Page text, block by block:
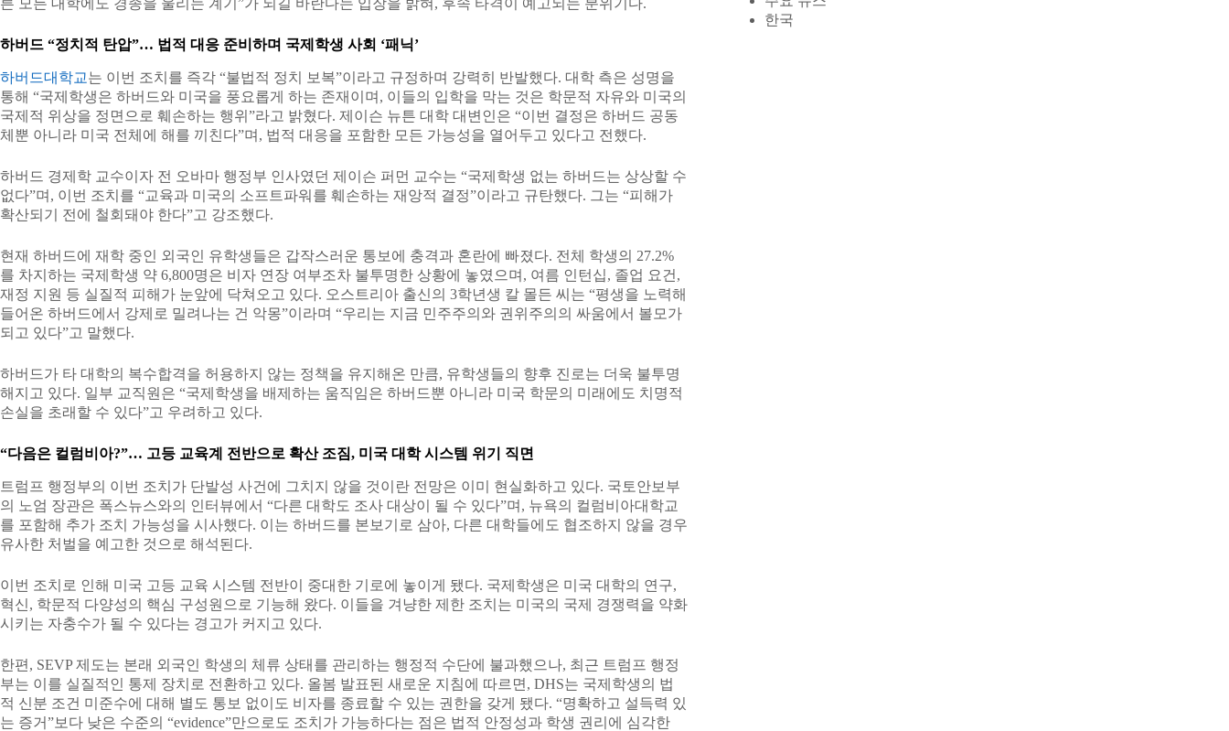
른 모든 대학에도 경종을 울리는 계기”가 되길 바란다는 입장을 밝혀, 후속 타격이 예고되는 분위기다.
하버드 “정치적 탄압”… 법적 대응 준비하며 국제학생 사회 ‘패닉’
하버드대학교는 이번 조치를 즉각 “불법적 정치 보복”이라고 규정하며 강력히 반발했다. 대학 측은 성명을
통해 “국제학생은 하버드와 미국을 풍요롭게 하는 존재이며, 이들의 입학을 막는 것은 학문적 자유와 미국의
국제적 위상을 정면으로 훼손하는 행위”라고 밝혔다. 제이슨 뉴튼 대학 대변인은 “이번 결정은 하버드 공동
체뿐 아니라 미국 전체에 해를 끼친다”며, 법적 대응을 포함한 모든 가능성을 열어두고 있다고 전했다.
하버드 경제학 교수이자 전 오바마 행정부 인사였던 제이슨 퍼먼 교수는 “국제학생 없는 하버드는 상상할 수
없다”며, 이번 조치를 “교육과 미국의 소프트파워를 훼손하는 재앙적 결정”이라고 규탄했다. 그는 “피해가
확산되기 전에 철회돼야 한다”고 강조했다.
현재 하버드에 재학 중인 외국인 유학생들은 갑작스러운 통보에 충격과 혼란에 빠졌다. 전체 학생의 27.2%
를 차지하는 국제학생 약 6,800명은 비자 연장 여부조차 불투명한 상황에 놓였으며, 여름 인턴십, 졸업 요건,
재정 지원 등 실질적 피해가 눈앞에 닥쳐오고 있다. 오스트리아 출신의 3학년생 칼 몰든 씨는 “평생을 노력해
들어온 하버드에서 강제로 밀려나는 건 악몽”이라며 “우리는 지금 민주주의와 권위주의의 싸움에서 볼모가
되고 있다”고 말했다.
하버드가 타 대학의 복수합격을 허용하지 않는 정책을 유지해온 만큼, 유학생들의 향후 진로는 더욱 불투명
해지고 있다. 일부 교직원은 “국제학생을 배제하는 움직임은 하버드뿐 아니라 미국 학문의 미래에도 치명적
손실을 초래할 수 있다”고 우려하고 있다.
“다음은 컬럼비아?”… 고등 교육계 전반으로 확산 조짐, 미국 대학 시스템 위기 직면
트럼프 행정부의 이번 조치가 단발성 사건에 그치지 않을 것이란 전망은 이미 현실화하고 있다. 국토안보부
의 노엄 장관은 폭스뉴스와의 인터뷰에서 “다른 대학도 조사 대상이 될 수 있다”며, 뉴욕의 컬럼비아대학교
를 포함해 추가 조치 가능성을 시사했다. 이는 하버드를 본보기로 삼아, 다른 대학들에도 협조하지 않을 경우
유사한 처벌을 예고한 것으로 해석된다.
이번 조치로 인해 미국 고등 교육 시스템 전반이 중대한 기로에 놓이게 됐다. 국제학생은 미국 대학의 연구,
혁신, 학문적 다양성의 핵심 구성원으로 기능해 왔다. 이들을 겨냥한 제한 조치는 미국의 국제 경쟁력을 약화
시키는 자충수가 될 수 있다는 경고가 커지고 있다.
한편, SEVP 제도는 본래 외국인 학생의 체류 상태를 관리하는 행정적 수단에 불과했으나, 최근 트럼프 행정
부는 이를 실질적인 통제 장치로 전환하고 있다. 올봄 발표된 새로운 지침에 따르면, DHS는 국제학생의 법
적 신분 조건 미준수에 대해 별도 통보 없이도 비자를 종료할 수 있는 권한을 갖게 됐다. “명확하고 설득력 있
는 증거”보다 낮은 수준의 “evidence”만으로도 조치가 가능하다는 점은 법적 안정성과 학생 권리에 심각한
한국